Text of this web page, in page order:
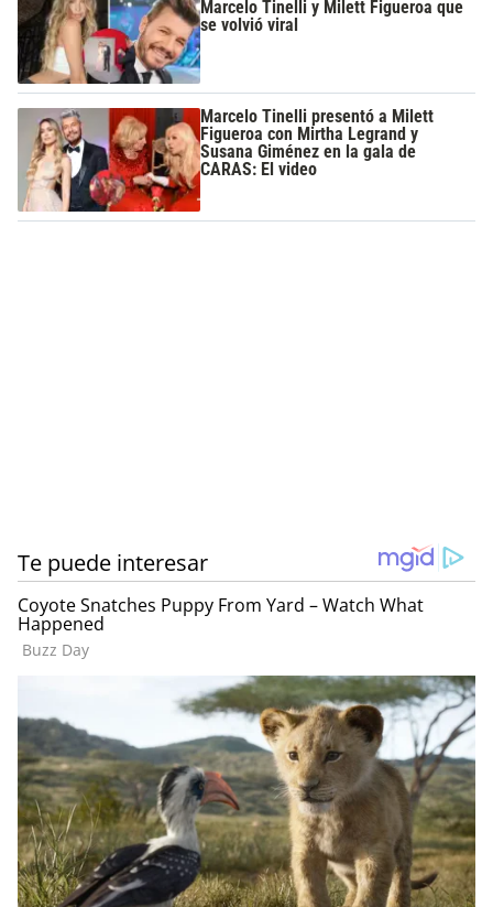
Marcelo Tinelli y Milett Figueroa que
se volvió viral
Marcelo Tinelli presentó a Milett
Figueroa con Mirtha Legrand y
Susana Giménez en la gala de
CARAS: El video